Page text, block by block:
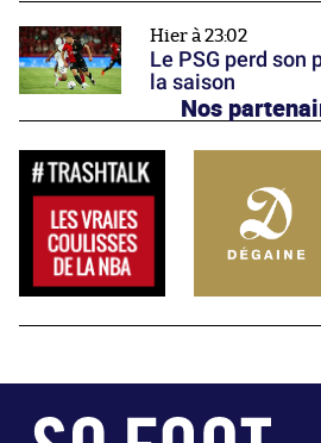
Hier à 23:02
Le PSG perd son
la saison
Nos